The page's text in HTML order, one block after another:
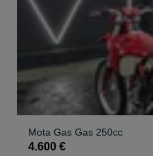
Mota Gas Gas 250cc
4.600 €